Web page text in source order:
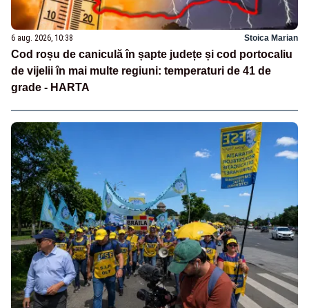
6 aug. 2026, 10:38 Stoica Marian
Cod roșu de caniculă în șapte județe și cod portocaliu
de vijelii în mai multe regiuni: temperaturi de 41 de
grade - HARTA